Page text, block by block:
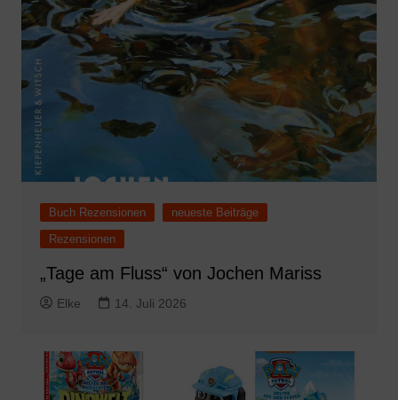
Buch Rezensionen
neueste Beiträge
Rezensionen
„Tage am Fluss“ von Jochen Mariss
Elke 14. Juli 2026